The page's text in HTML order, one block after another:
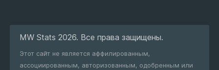
MW Stats 2026. Все права защищены.
Этот сайт не является аффилированным,
ассоциированным, авторизованным, одобренным или